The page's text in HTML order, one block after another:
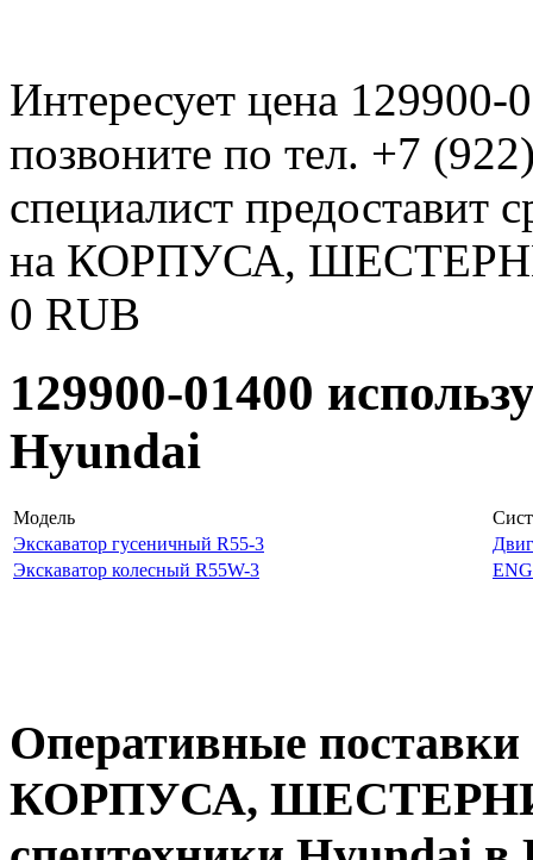
Интересует цена 129900-
позвоните по тел. +7
специалист предоставит
на КОРПУСА,
0 RUB
129900-01400
Hyundai
Модель
Экскаватор гусеничный R55-3
Экскаватор колесный R55W-3
Оперативные
КОРПУСА, ШЕСТЕРНИ